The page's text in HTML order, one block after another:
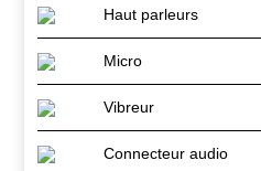
Haut parleurs
Micro
Vibreur
Connecteur audio